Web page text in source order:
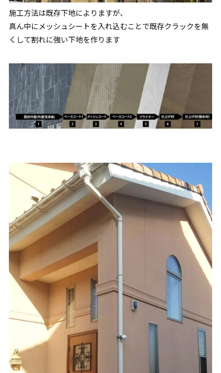
施工方法は既存下地によりますが、
真ん中にメッシュシートを入れ込むことで既存クラックを無
くして割れに強い下地を作ります